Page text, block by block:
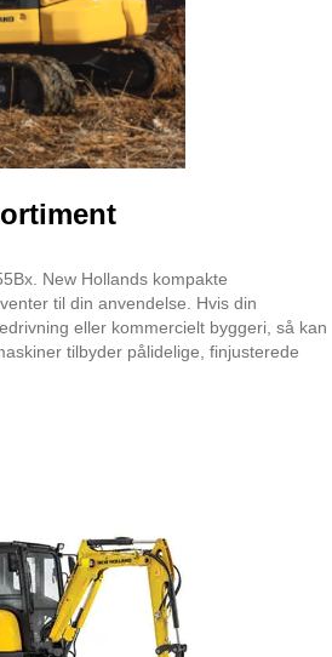
New Hollands kompakte
til din anvendelse. Hvis din
eller kommercielt byggeri, så kan
tilbyder pålidelige, finjusterede